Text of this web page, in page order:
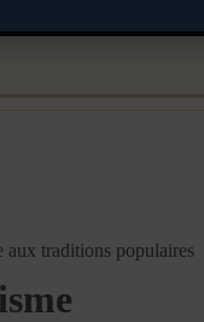
aux traditions populaires